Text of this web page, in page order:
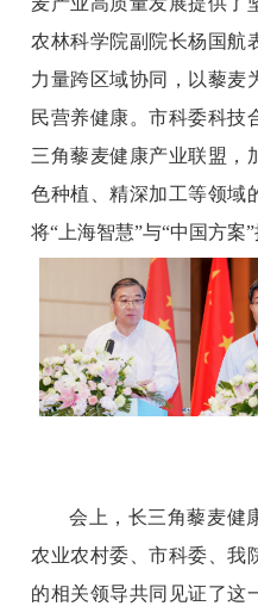
农林科学院副院长杨国航
力量跨区域协同，以藜麦
民营养健康。市科委科技
三角藜麦健康产业联盟，
色种植、精深加工等领域
将“上海智慧”与“中国方案”
会上，长三角藜麦健
农业农村委、市科委、我
的相关领导共同见证了这